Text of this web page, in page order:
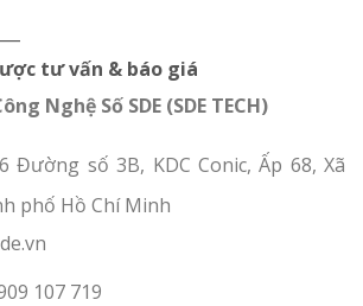
tư vấn & báo giá
Nghệ Số SDE (SDE TECH)
Đường số 3B, KDC Conic, Ấp 68, Xã
phố Hồ Chí Minh
107 719